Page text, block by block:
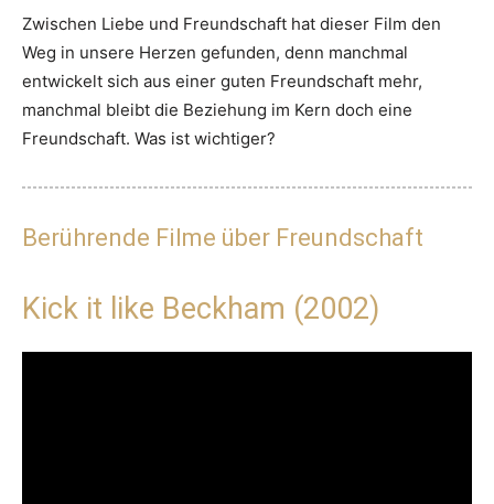
Zwischen Liebe und Freundschaft hat dieser Film den
Weg in unsere Herzen gefunden, denn manchmal
entwickelt sich aus einer guten Freundschaft mehr,
manchmal bleibt die Beziehung im Kern doch eine
Freundschaft. Was ist wichtiger?
Berührende Filme über Freundschaft
Kick it like Beckham (2002)